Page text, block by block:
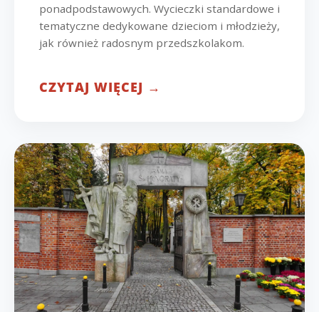
ponadpodstawowych. Wycieczki standardowe i
tematyczne dedykowane dzieciom i młodzieży,
jak również radosnym przedszkolakom.
CZYTAJ WIĘCEJ →